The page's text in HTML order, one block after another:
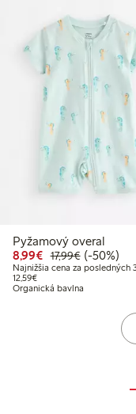
Pyžamový overal
8,99€ Zvýhodnená
17,99€Bežná
50% zľava
(-50%)
Najnižšia cena za posledných
12,59€Najnižšia cena za
Organická bavlna